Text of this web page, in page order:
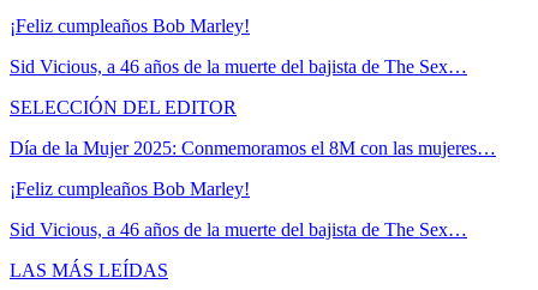
¡Feliz cumpleaños Bob Marley!
Sid Vicious, a 46 años de la muerte del bajista de The Sex…
SELECCIÓN DEL EDITOR
Día de la Mujer 2025: Conmemoramos el 8M con las mujeres…
¡Feliz cumpleaños Bob Marley!
Sid Vicious, a 46 años de la muerte del bajista de The Sex…
LAS MÁS LEÍDAS